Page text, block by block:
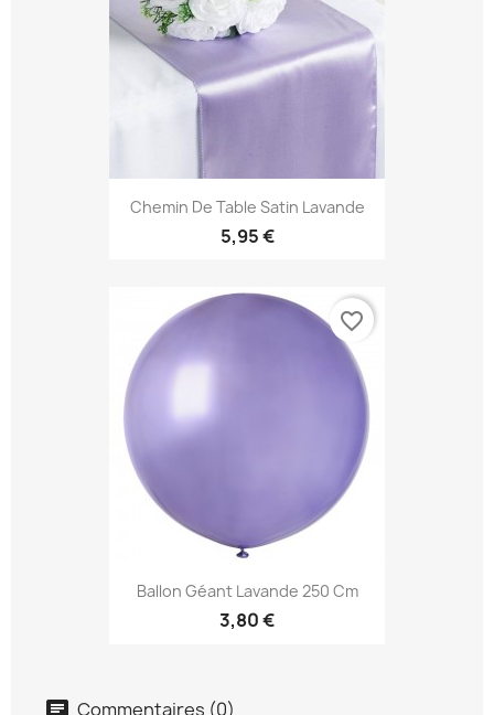
Chemin De Table Satin Lavande
5,95 €
Ballon Géant Lavande 250 Cm
3,80 €
favorite_border
Commentaires (0)